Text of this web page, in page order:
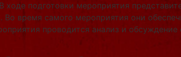
подготовки мероприятия
Во время самого мероприятия они
проводится анализ и обсуждение